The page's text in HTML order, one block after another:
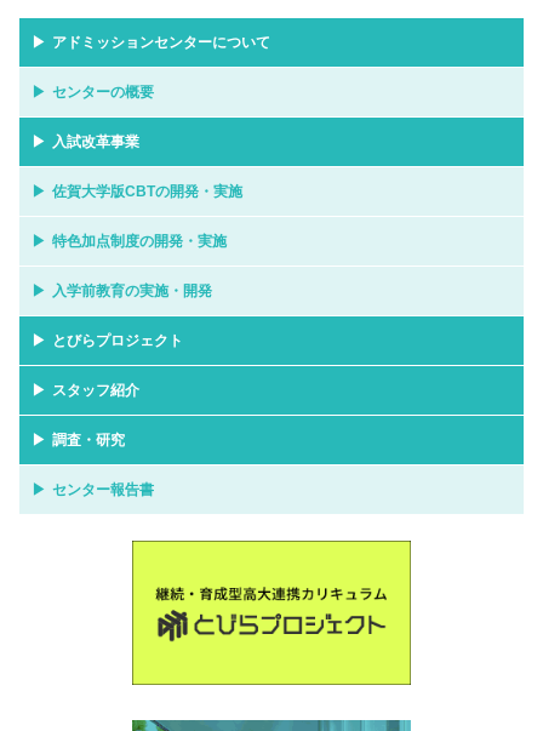
アドミッションセンターについて
センターの概要
入試改革事業
佐賀大学版CBTの開発・実施
特色加点制度の開発・実施
入学前教育の実施・開発
とびらプロジェクト
スタッフ紹介
調査・研究
センター報告書